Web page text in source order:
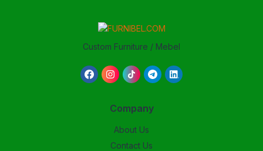
Custom Furniture / Mebel
Company
About Us
Contact Us